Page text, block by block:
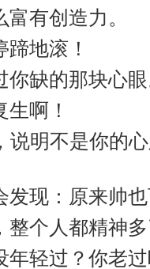
有创造力。
地滚！
你缺的那块心
啊！
说明不是你的
发现：原来帅
整个人都精神
年轻过？你老